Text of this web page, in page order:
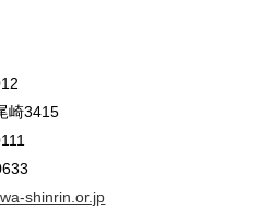
3415
shinrin.or.jp